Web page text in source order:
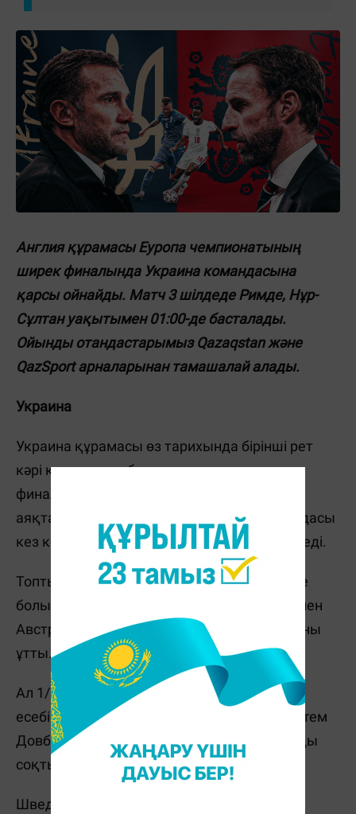
Англия құрамасы Еуропа чемпионатының
ширек финалында Украина командасына
қарсы ойнайды. Матч 3 шілдеде Римде, Нұр-
Сұлтан уақытымен 01:00-де басталады.
Ойынды отандастарымыз Qazaqstan және
QazSport арналарынан тамашалай алады.
Украина
Украина құрамасы өз тарихында бірінші рет
кәрі құрлықтың басты додасында ширек
финалға шықты. Алдағы кездесу қалай
аяқталса да, Андрей Шевченконың командасы
кез келген жағдайда үлкен жетістікке жетеді.
Топтық кезеңде Украина үш ұпайға ғана ие
болып, топтан әрең шықты. Нидерланды мен
Австриядан жеңілді, Солтүстік Македонияны
ұтты.
Ал 1/8 финалда Украина Швецияны 2:1
есебімен ұтты. Украиналық шабуылшы Артем
Довбик экстра тайм соңында шешуші голды
соқты.
Шведтермен матчта Украина құрамасына